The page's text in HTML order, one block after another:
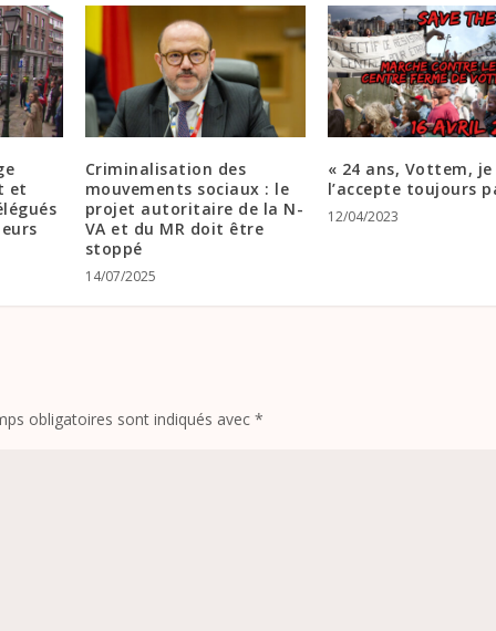
et
Criminalisation des
mouvements sociaux : le
projet autoritaire de la N-
VA et du MR doit être
stoppé
14/07/2025
« 24 ans, Vottem, je
l’accepte toujours
12/04/2023
obligatoires sont indiqués avec*